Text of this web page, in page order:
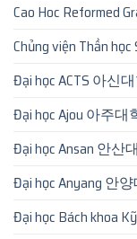
Cao Hoc Reformed
Chủng viện Thần
Đại học ACTS 아신
Đại học Ajou 아주대
Đại học Ansan 안산
Đại học Anyang 안
Đại học Bách khoa